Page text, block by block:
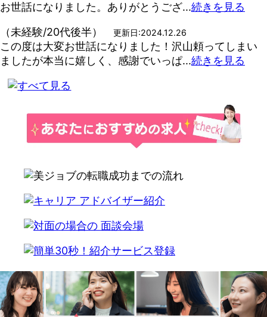
お世話になりました。ありがとうござ...続きを見る
（未経験/20代後半）
更新日:2024.12.26
この度は大変お世話になりました！沢山頼ってしまい
ましたが本当に嬉しく、感謝でいっぱ...続きを見る